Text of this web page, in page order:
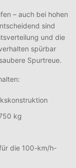
– auch bei hohen
sind
und die
spürbar
Spurtreue.
kg
die 100-km/h-